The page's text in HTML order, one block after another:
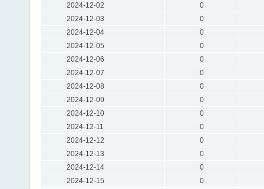
2024-12-02
0
2024-12-03
0
2024-12-04
0
2024-12-05
0
2024-12-06
0
2024-12-07
0
2024-12-08
0
2024-12-09
0
2024-12-10
0
2024-12-11
0
2024-12-12
0
2024-12-13
0
2024-12-14
0
2024-12-15
0